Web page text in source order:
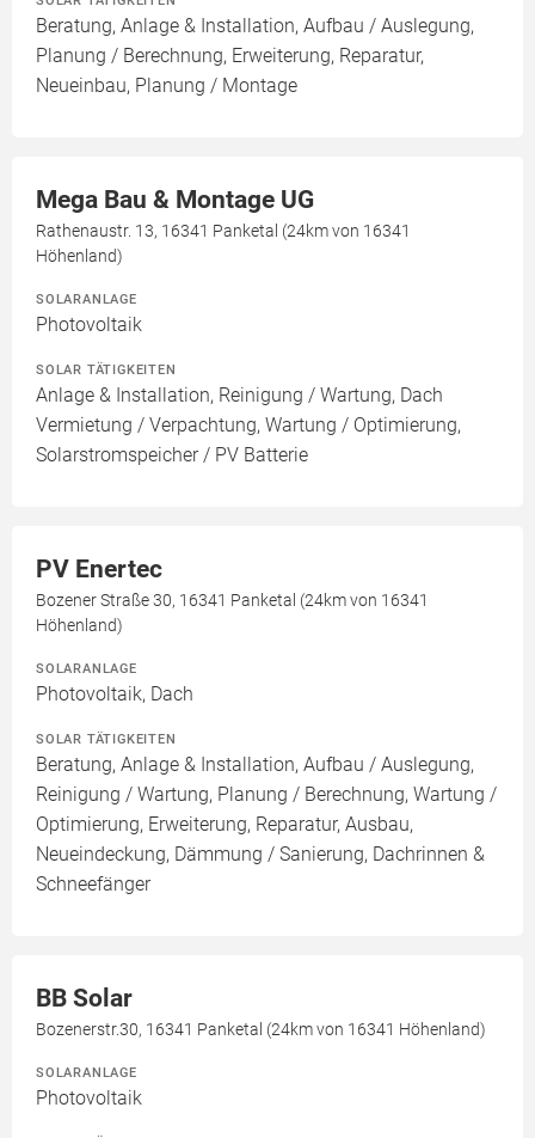
Beratung, Anlage & Installation, Aufbau / Auslegung,
Planung / Berechnung, Erweiterung, Reparatur,
Neueinbau, Planung / Montage
Mega Bau & Montage UG
Rathenaustr. 13, 16341 Panketal (24km von 16341
Höhenland)
SOLARANLAGE
Photovoltaik
SOLAR TÄTIGKEITEN
Anlage & Installation, Reinigung / Wartung, Dach
Vermietung / Verpachtung, Wartung / Optimierung,
Solarstromspeicher / PV Batterie
PV Enertec
Bozener Straße 30, 16341 Panketal (24km von 16341
Höhenland)
SOLARANLAGE
Photovoltaik, Dach
SOLAR TÄTIGKEITEN
Beratung, Anlage & Installation, Aufbau / Auslegung,
Reinigung / Wartung, Planung / Berechnung, Wartung /
Optimierung, Erweiterung, Reparatur, Ausbau,
Neueindeckung, Dämmung / Sanierung, Dachrinnen &
Schneefänger
BB Solar
Bozenerstr.30, 16341 Panketal (24km von 16341 Höhenland)
SOLARANLAGE
Photovoltaik